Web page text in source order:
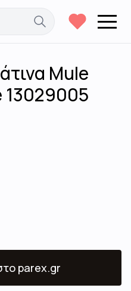
Mule
13029005
parex.gr